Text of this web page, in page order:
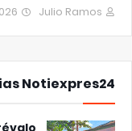
Julio Ramos
8/07/
Notiexpres24